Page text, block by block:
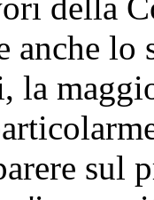
anche
la
sul